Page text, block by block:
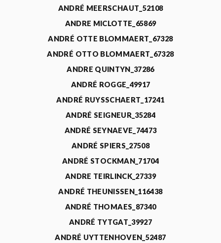
ANDRÉ MEERSCHAUT_52108
ANDRE MICLOTTE_65869
ANDRÉ OTTE BLOMMAERT_67328
ANDRÉ OTTO BLOMMAERT_67328
ANDRE QUINTYN_37286
ANDRÉ ROGGE_49917
ANDRÉ RUYSSCHAERT_17241
ANDRÉ SEIGNEUR_35284
ANDRÉ SEYNAEVE_74473
ANDRÉ SPIERS_27508
ANDRÉ STOCKMAN_71704
ANDRE TEIRLINCK_27339
ANDRÉ THEUNISSEN_116438
ANDRÉ THOMAES_87340
ANDRÉ TYTGAT_39927
ANDRÉ UYTTENHOVEN_52487